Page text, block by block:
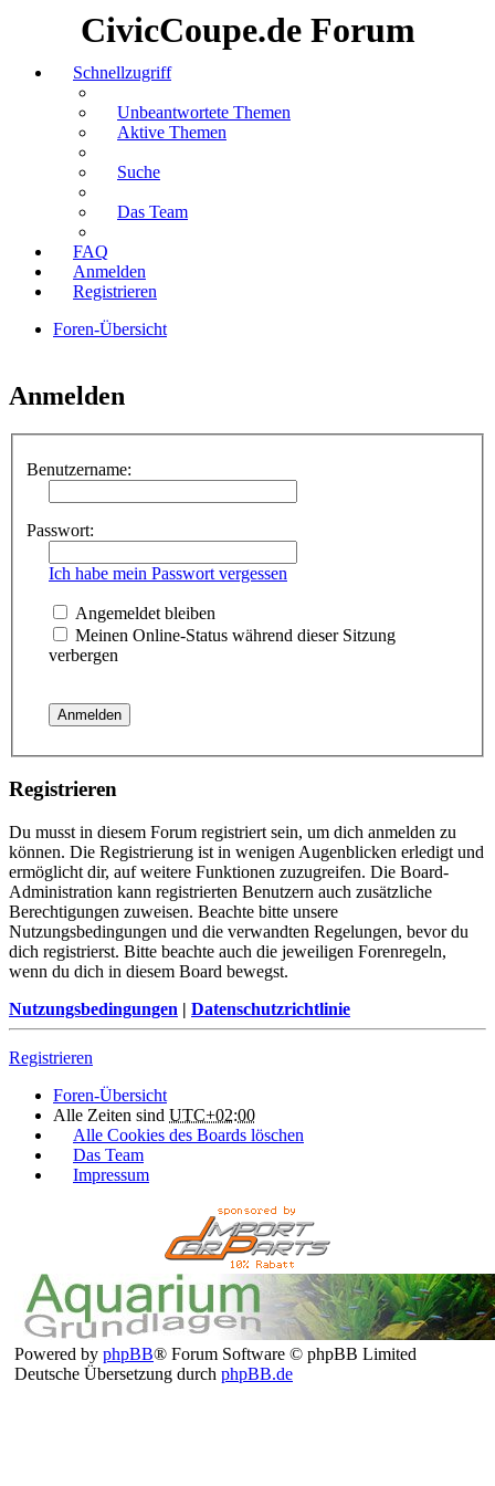
CivicCoupe.de Forum
Schnellzugriff
Unbeantwortete Themen
Aktive Themen
Suche
Das Team
FAQ
Anmelden
Registrieren
Foren-Übersicht
Anmelden
Benutzername:
Passwort:
Ich habe mein Passwort vergessen
Angemeldet bleiben
Meinen Online-Status während dieser Sitzung
verbergen
Registrieren
Du musst in diesem Forum registriert sein, um dich anmelden zu
können. Die Registrierung ist in wenigen Augenblicken erledigt und
ermöglicht dir, auf weitere Funktionen zuzugreifen. Die Board-
Administration kann registrierten Benutzern auch zusätzliche
Berechtigungen zuweisen. Beachte bitte unsere
Nutzungsbedingungen und die verwandten Regelungen, bevor du
dich registrierst. Bitte beachte auch die jeweiligen Forenregeln,
wenn du dich in diesem Board bewegst.
Nutzungsbedingungen | Datenschutzrichtlinie
Registrieren
Foren-Übersicht
Alle Zeiten sind UTC+02:00
Alle Cookies des Boards löschen
Das Team
Impressum
Powered by phpBB® Forum Software © phpBB Limited
Deutsche Übersetzung durch phpBB.de